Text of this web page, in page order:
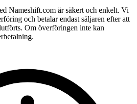
Nameshift.com är säkert och enkelt. Vi
och betalar endast säljaren efter att
Om överföringen inte kan